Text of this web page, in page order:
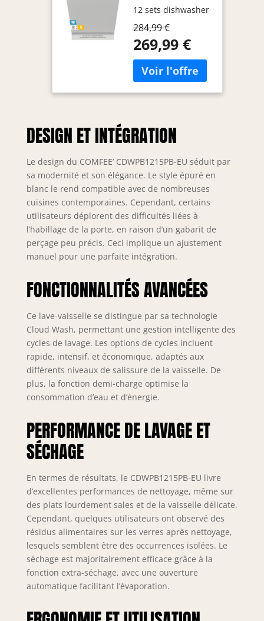
vaisselle
Encastrable, 12
Couverts,60cm,
WiFi
12 sets dishwasher
284,99 €
269,99 €
DESIGN ET INTÉGRATION
Le design du COMFEE’ CDWPB1215PB-EU séduit par
sa modernité et son élégance. Le style épuré en
blanc le rend compatible avec de nombreuses
cuisines contemporaines. Cependant, certains
utilisateurs déplorent des difficultés liées à
l’habillage de la porte, en raison d’un gabarit de
perçage peu précis. Ceci implique un ajustement
manuel pour une parfaite intégration.
FONCTIONNALITÉS AVANCÉES
Ce lave-vaisselle se distingue par sa technologie
Cloud Wash, permettant une gestion intelligente des
cycles de lavage. Les options de cycles incluent
rapide, intensif, et économique, adaptés aux
différents niveaux de salissure de la vaisselle. De
plus, la fonction demi-charge optimise la
consommation d’eau et d’énergie.
PERFORMANCE DE LAVAGE ET
SÉCHAGE
En termes de résultats, le CDWPB1215PB-EU livre
d’excellentes performances de nettoyage, même sur
des plats lourdement sales et de la vaisselle délicate.
Cependant, quelques utilisateurs ont observé des
résidus alimentaires sur les verres après nettoyage,
lesquels semblent être des occurrences isolées. Le
séchage est majoritairement efficace grâce à la
fonction extra-séchage, avec une ouverture
automatique facilitant l’évaporation.